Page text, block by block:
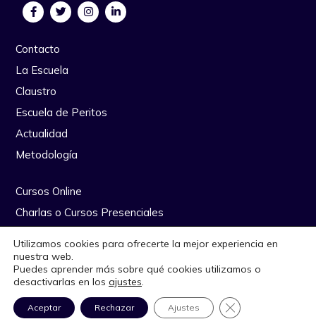
+ INFOmail INSCRIPCIÓN
Contacto
La Escuela
Claustro
Escuela de Peritos
Actualidad
Metodología
Cursos Online
Charlas o Cursos Presenciales
Trabaja con nosotros
Notas de Prensa
Utilizamos cookies para ofrecerte la mejor experiencia en
nuestra web.
Puedes aprender más sobre qué cookies utilizamos o
desactivarlas en los ajustes.
Aceptar Rechazar Ajustes CERRAR EL